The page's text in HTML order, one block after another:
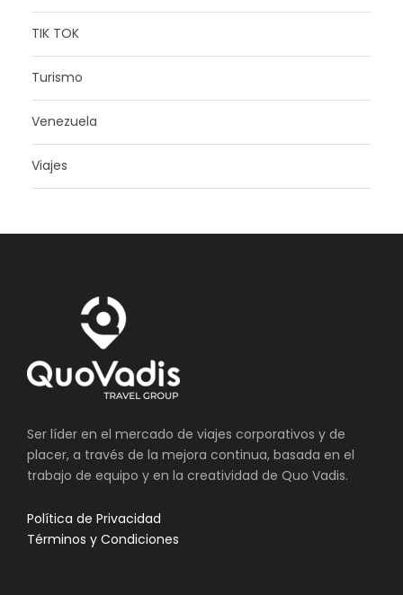
TIK TOK
Turismo
Venezuela
Viajes
Ser líder en el mercado de viajes corporativos y de
placer, a través de la mejora continua, basada en el
trabajo de equipo y en la creatividad de Quo Vadis.
Política de Privacidad
Términos y Condiciones